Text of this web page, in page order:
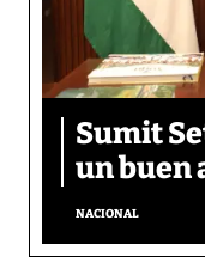
Sumit
un buen
NACIONAL